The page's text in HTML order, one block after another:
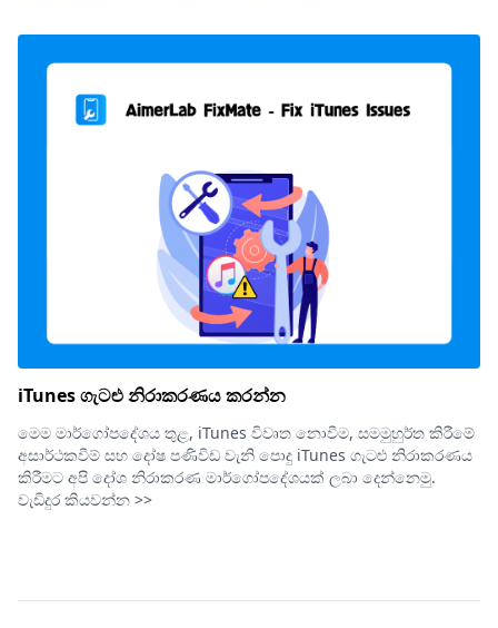
iTunes ගැටළු නිරාකරණය කරන්න
මෙම මාර්ගෝපදේශය තුළ, iTunes විවෘත නොවීම, සමමුහුර්ත කිරීමේ
අසාර්ථකවීම් සහ දෝෂ පණිවිඩ වැනි පොදු iTunes ගැටළු නිරාකරණය
කිරීමට අපි දෝශ නිරාකරණ මාර්ගෝපදේශයක් ලබා දෙන්නෙමු.
වැඩිදුර කියවන්න >>